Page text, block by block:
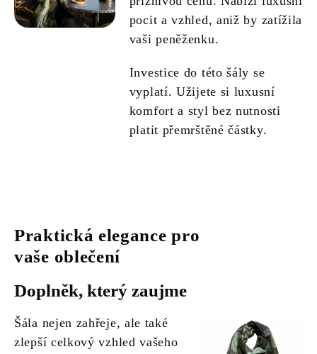
pocit a vzhled, aniž by zatížila
vaši peněženku.
Investice do této šály se
vyplatí. Užijete si luxusní
komfort a styl bez nutnosti
platit přemrštěné částky.
Praktická elegance pro
vaše oblečení
Doplněk, který zaujme
Šála nejen zahřeje, ale také
zlepší celkový vzhled vašeho